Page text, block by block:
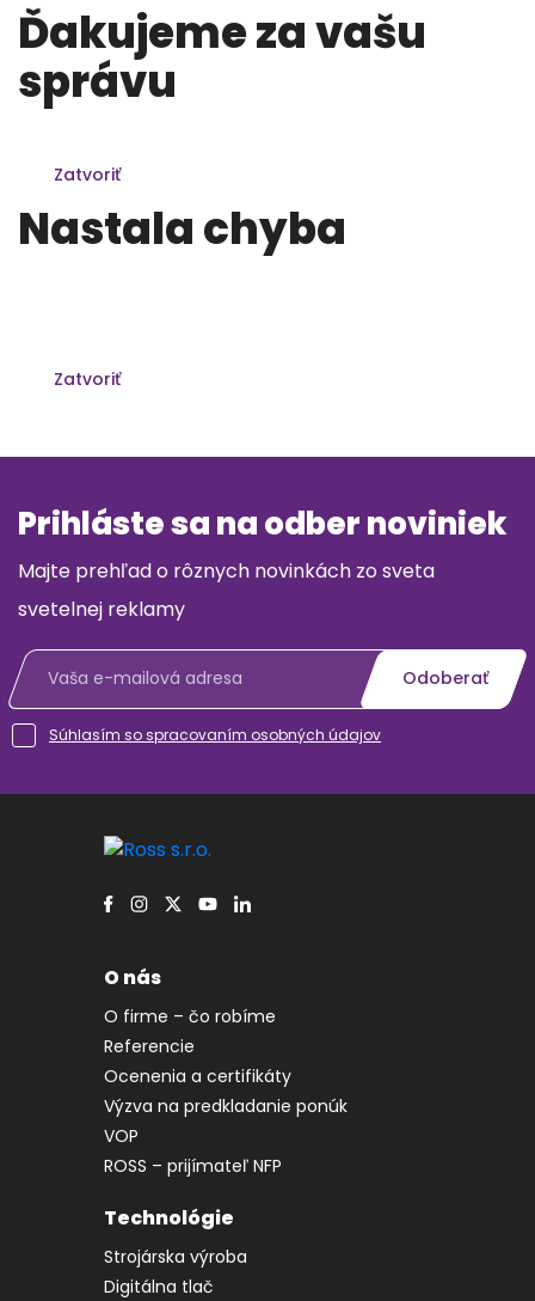
Ďakujeme za vašu
správu
Zatvoriť
Nastala chyba
Zatvoriť
Prihláste sa na odber noviniek
Majte prehľad o rôznych novinkách zo sveta
svetelnej reklamy
Súhlasím so spracovaním osobných údajov
O nás
O firme – čo robíme
Referencie
Ocenenia a certifikáty
Výzva na predkladanie ponúk
VOP
ROSS – prijímateľ NFP
Technológie
Strojárska výroba
Digitálna tlač